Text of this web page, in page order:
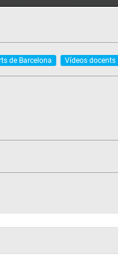
de Barcelona Vídeos docents